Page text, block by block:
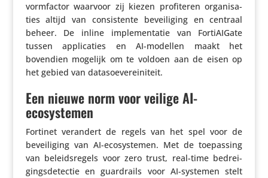
vorm­factor waarvoor zij kiezen profi­teren orga­ni­sa­
ties altijd van consis­tente bevei­li­ging en centraal
beheer. De inline imple­men­tatie van Forti­AI­Gate
tussen appli­ca­ties en AI-modellen maakt het
bovendien mogelijk om te voldoen aan de eisen op
het gebied van datasoevereiniteit.
Een nieuwe norm voor veilige AI-
ecosystemen
Fortinet verandert de regels van het spel voor de
bevei­li­ging van AI-ecosys­temen. Met de toepas­sing
van beleids­re­gels voor zero trust, real-time bedrei­
gings­de­tectie en guard­rails voor AI-systemen stelt